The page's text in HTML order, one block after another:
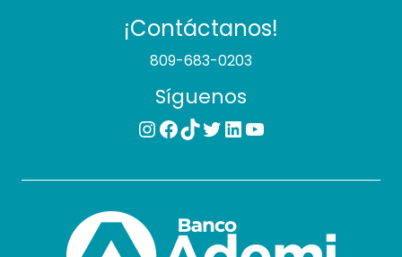
¡Contáctanos!
809-683-0203
Síguenos
Instagram
Facebook
TikTok
Twitter
LinkedIn
YouTube